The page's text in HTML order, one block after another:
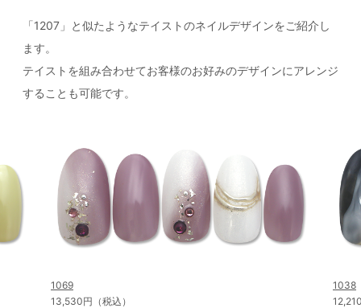
「1207」と似たようなテイストのネイルデザインをご紹介し
ます。
テイストを組み合わせてお客様のお好みのデザインにアレンジ
することも可能です。
1069
13,530円（税込）
1038